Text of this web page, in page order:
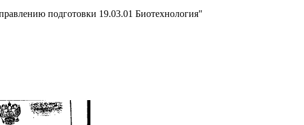
подготовки 19.03.01 Биотехнология"